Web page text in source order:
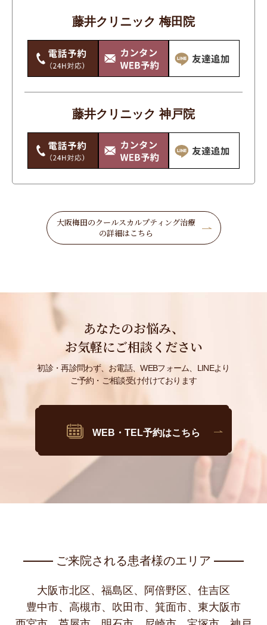
シミ・そばかす・あざ・ほくろ
ニキビ・ニキビ跡
ワキガ・多汗症
唇・口
手のシワ・たるみ・シミ・くすみ
毛穴・いちご鼻
痩身
目もと
美白
藤井クリニック 梅田院
藤井クリニック 神戸院
大阪梅田のクールスカルプティング治療
の詳細はこちら
あなたのお悩み、
お気軽にご相談ください
初診・再診問わず、お電話、WEBフォーム、LINEより
ご予約・ご相談受け付けております
WEB・TEL予約はこちら
ご来院される患者様のエリア
大阪市北区、福島区、阿倍野区、住吉区
豊中市、高槻市、吹田市、箕面市、東大阪市